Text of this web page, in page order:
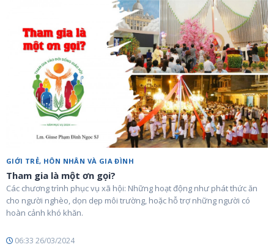
GIỚI TRẺ, HÔN NHÂN VÀ GIA ĐÌNH
Tham gia là một ơn gọi?
Các chương trình phục vụ xã hội: Những hoạt động như phát thức ăn
cho người nghèo, dọn dẹp môi trường, hoặc hỗ trợ những người có
hoàn cảnh khó khăn.
06:33 26/03/2024